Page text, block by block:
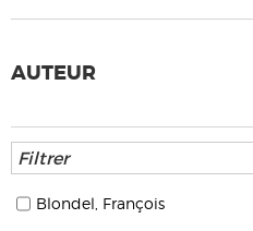
AUTEUR
Blondel, François